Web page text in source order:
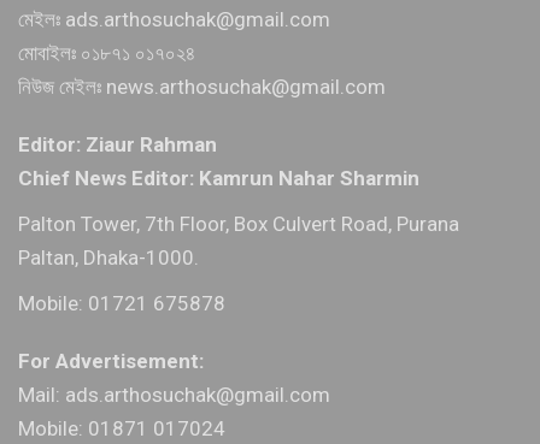
মেইলঃ ads.arthosuchak@gmail.com
মোবাইলঃ ০১৮৭১ ০১৭০২৪
নিউজ মেইলঃ news.arthosuchak@gmail.com
Editor: Ziaur Rahman
Chief News Editor: Kamrun Nahar Sharmin
Palton Tower, 7th Floor, Box Culvert Road, Purana
Paltan, Dhaka-1000.
Mobile: 01721 675878
For Advertisement:
Mail: ads.arthosuchak@gmail.com
Mobile: 01871 017024